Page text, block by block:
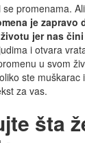
promenama.
je zapravo
jer nas
i otvara
u svom
ste
za vas.
šta